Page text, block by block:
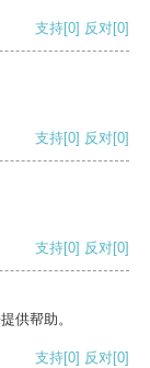
支持[0] 反对[0]
支持[0] 反对[0]
支持[0] 反对[0]
供帮助。
支持[0] 反对[0]